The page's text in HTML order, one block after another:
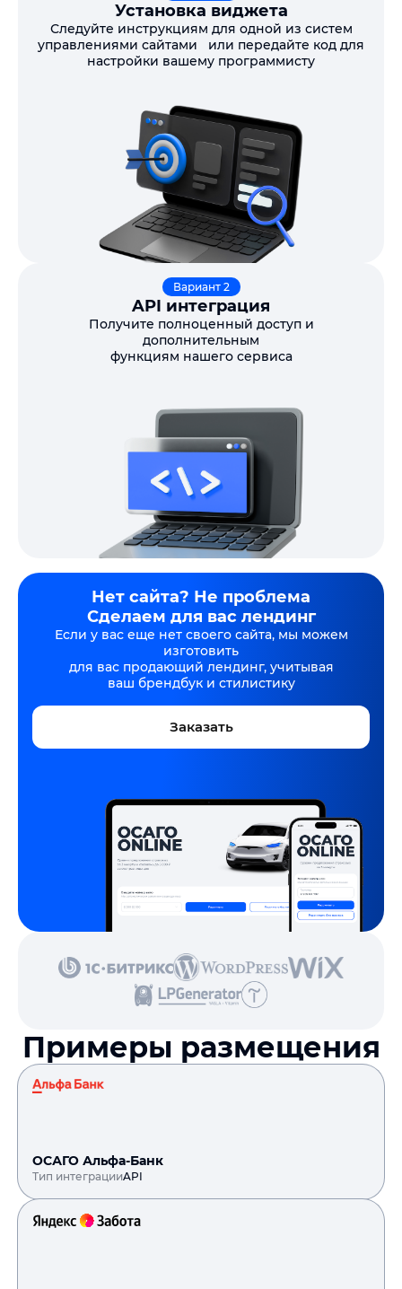
Установка виджета
Следуйте инструкциям для одной из систем
управлениями сайтами или передайте код для
настройки вашему программисту
Вариант 2
API интеграция
Получите полноценный доступ и
дополнительным
функциям нашего сервиса
Нет сайта? Не проблема
Сделаем для вас лендинг
Если у вас еще нет своего сайта, мы можем
изготовить
для вас продающий лендинг, учитывая
ваш брендбук и стилистику
Заказать
Примеры размещения
ОСАГО Альфа-Банк
Тип интеграцииAPI